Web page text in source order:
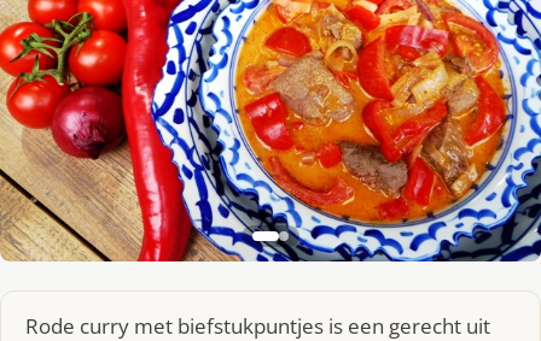
Rode curry met biefstukpuntjes is een gerecht uit